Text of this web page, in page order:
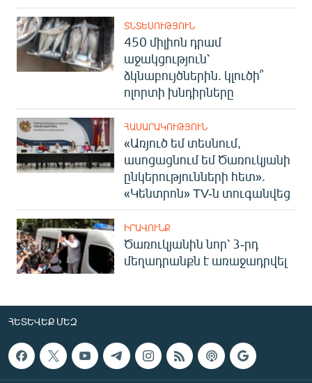
ՏՆՏԵՍՈՒԹՅՈՒՆ
450 միլիոն դրամ
աջակցություն՝
ձկնաբույծներին. կլուծի՞
ոլորտի խնդիրները
ՀԱՍԱՐԱԿՈՒԹՅՈՒՆ
«Առյուծ եմ տեսնում,
ասոցացնում եմ Ծառուկյանի
ընկերությունների հետ».
«Կենտրոն» TV-ն տուգանվեց
ԻՐԱՎՈՒՆՔ
Ծառուկյանին նոր՝ 3-րդ
մեղադրանքն է առաջադրվել
ՀԵՏԵՎԵՔ ՄԵԶ